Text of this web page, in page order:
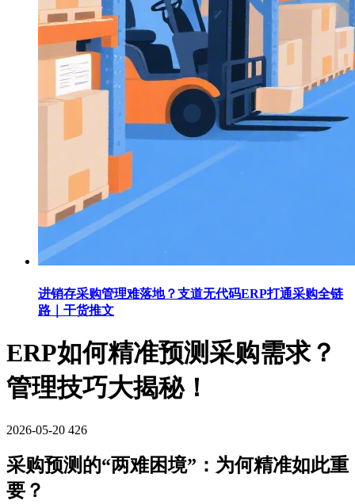
进销存采购管理难落地？支道无代码ERP打通采购全链
路｜干货推文
ERP如何精准预测采购需求？
管理技巧大揭秘！
2026-05-20 426
采购预测的“两难困境”：为何精准如此重
要？